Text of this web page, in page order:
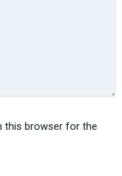
this browser for the